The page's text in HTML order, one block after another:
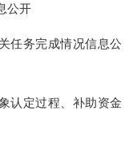
公开
任务完成情况信息公
认定过程、补助资金